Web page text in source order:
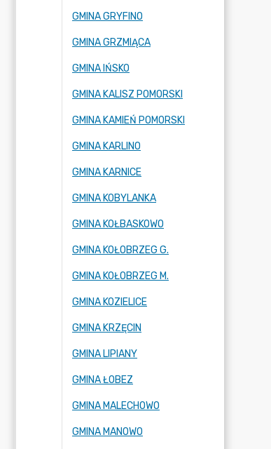
GMINA GRYFINO
GMINA GRZMIĄCA
GMINA IŃSKO
GMINA KALISZ POMORSKI
GMINA KAMIEŃ POMORSKI
GMINA KARLINO
GMINA KARNICE
GMINA KOBYLANKA
GMINA KOŁBASKOWO
GMINA KOŁOBRZEG G.
GMINA KOŁOBRZEG M.
GMINA KOZIELICE
GMINA KRZĘCIN
GMINA LIPIANY
GMINA ŁOBEZ
GMINA MALECHOWO
GMINA MANOWO